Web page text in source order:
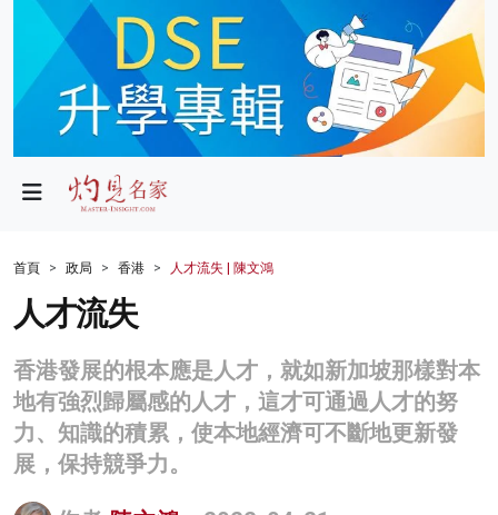
政局
財經
生活
商業
科技
首頁 政局 香港 人才流失 | 陳文鴻
人才流失
香港發展的根本應是人才，就如新加坡那樣對本
地有強烈歸屬感的人才，這才可通過人才的努
力、知識的積累，使本地經濟可不斷地更新發
展，保持競爭力。